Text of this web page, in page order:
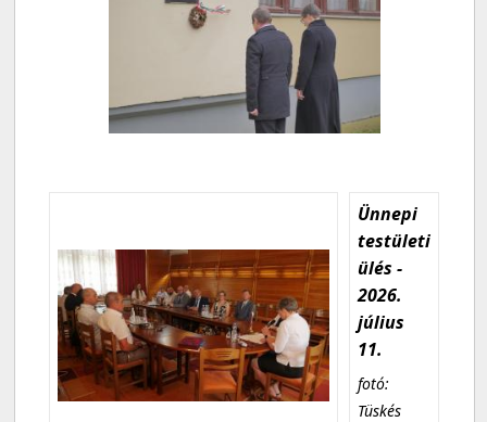
Ünnepi
testületi
ülés -
2026.
július
11.
fotó:
Tüskés